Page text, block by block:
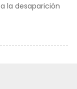
la desaparición